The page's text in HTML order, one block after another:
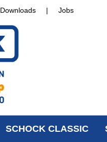
Downloads | Jobs
SCHOCK CLASSIC